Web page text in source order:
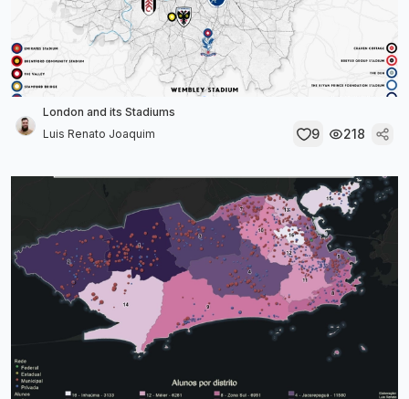
London and its Stadiums
Luis Renato Joaquim
9 218